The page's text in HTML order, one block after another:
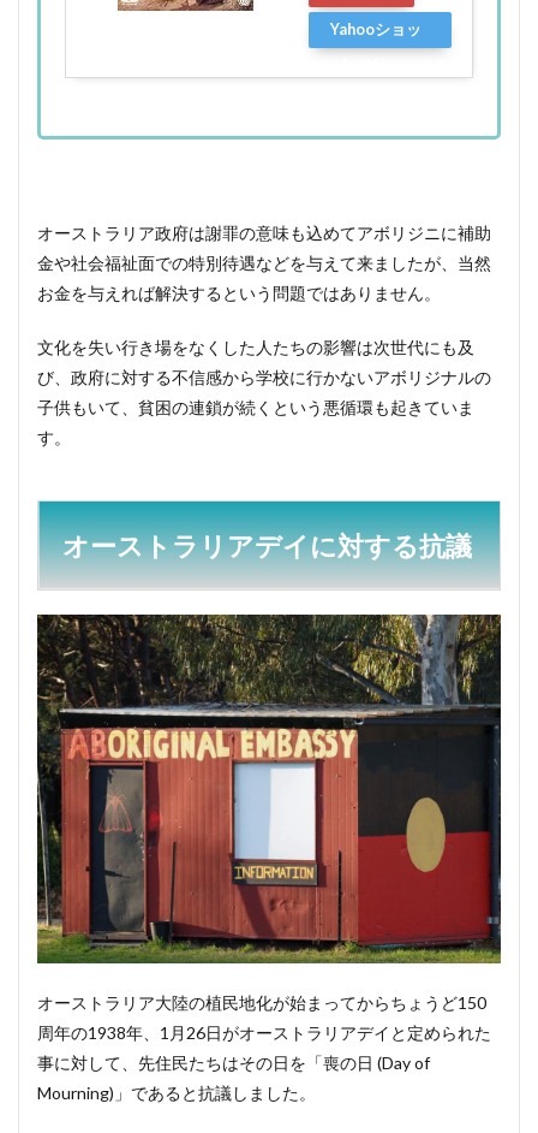
Yahooショッ
オーストラリア政府は謝罪の意味も込めてアボリジニに補助
金や社会福祉面での特別待遇などを与えて来ましたが、当然
お金を与えれば解決するという問題ではありません。
文化を失い行き場をなくした人たちの影響は次世代にも及
び、政府に対する不信感から学校に行かないアボリジナルの
子供もいて、貧困の連鎖が続くという悪循環も起きていま
す。
オーストラリアデイに対する抗議
オーストラリア大陸の植民地化が始まってからちょうど150
周年の1938年、1月26日がオーストラリアデイと定められた
事に対して、先住民たちはその日を「喪の日 (Day of
Mourning)」であると抗議しました。